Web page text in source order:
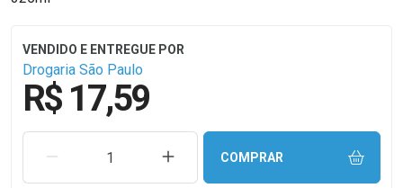
Drogaria São Paulo
R$ 17,59
REMOVER UMA UNIDADEAUMENTAR UMA UNIDADE
COMPRAR